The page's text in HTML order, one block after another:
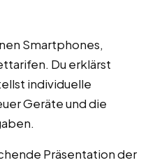
Smartphones,
Du erklärst
individuelle
Geräte und die
Präsentation der